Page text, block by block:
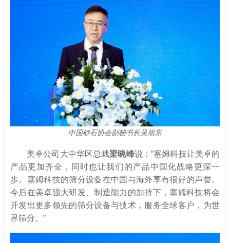
中国砂石协会副秘书长吴旭东
美卓公司大中华区总裁梁晓峰说：“塞姆科技让美卓的
产品更加齐全，同时也让我们的产品中国化战略更深一
步。塞姆科技的筛分设备在中国与海外享有很好的声誉。
今后在美卓强大研发、制造能力的加持下，塞姆科技将会
开发出更多领先的筛分设备与技术，服务全球客户，为世
界筛分。”